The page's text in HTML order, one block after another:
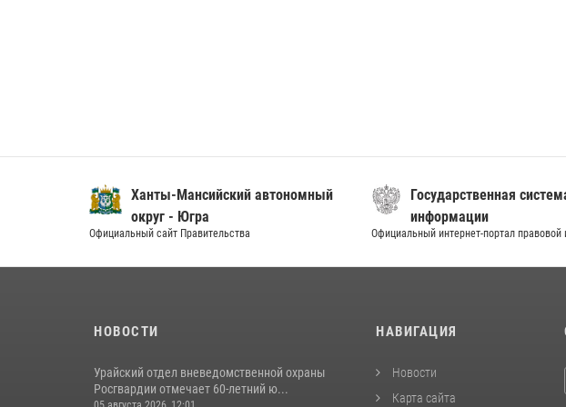
Ханты-Мансийский автономный
округ - Югра
Официальный сайт Правительства
Государственная
информации
Официальный интернет-портал
НОВОСТИ
Урайский отдел вневедомственной охраны
Росгвардии отмечает 60-летний ю...
НАВИГАЦИЯ
Новости
Карта сайта